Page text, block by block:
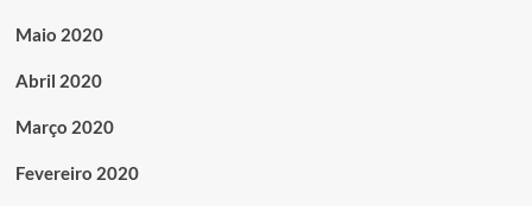
Maio 2020
Abril 2020
Março 2020
Fevereiro 2020